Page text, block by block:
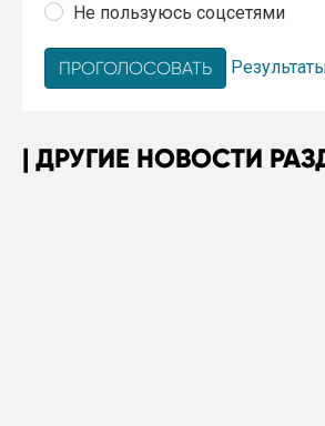
Не пользуюсь соцсетями
ДРУГИЕ НОВОСТИ